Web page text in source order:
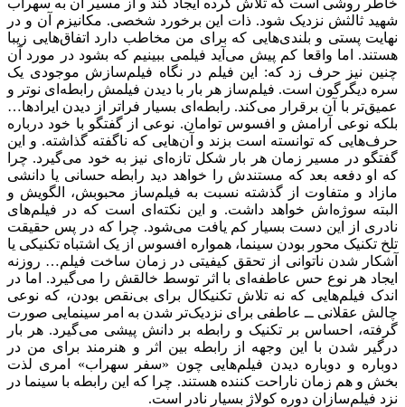
شهید ثالثش نزدیک شود. ذات این برخورد شخصی. مکانیزم آن و در
نهایت پستی و بلندی‌هایی که برای من مخاطب دارد اتفاق‌هایی زیبا
هستند. اما واقعا کم پیش می‌آید فیلمی ببینیم که بشود در مورد آن
چنین نیز حرف زد که: این فیلم در نگاه فیلم‌سازش موجودی یک
سره دیگرگون است. فیلم‌ساز هر بار با دیدن فیلمش رابطه‌ای نوتر و
عمیق‌تر با آن برقرار می‌کند. رابطه‌ای بسیار فراتر از دیدن ایرادها…
بلکه نوعی آرامش و افسوس توامان. نوعی از گفتگو با خود درباره
حرف‌هایی که توانسته است بزند و آن‌هایی که ناگفته گذاشته. و این
گفتگو در مسیر زمان هر بار شکل تازه‌ای نیز به خود می‌گیرد. چرا
که او دفعه بعد که مستندش را خواهد دید رابطه‌ حسانی یا دانشی
مازاد و متفاوت از گذشته نسبت به فیلم‌ساز محبوبش، الگویش و
البته سوژه‌اش خواهد داشت. و این نکته‌ای است که در فیلم‌های
نادری از این دست بسیار کم یافت می‌شود. چرا که در پس حقیقت
تلخ تکنیک محور بودن سینما، همواره افسوس از یک اشتباه تکنیکی یا
آشکار شدن ناتوانی از تحقق کیفیتی در زمان ساخت فیلم… روزنه
ایجاد هر نوع حس عاطفه‌ای با اثر توسط خالقش را می‌گیرد. اما در
اندک فیلم‌هایی که نه تلاش تکنیکال برای بی‌نقص بودن، که نوعی
چالش عقلانی ــ عاطفی برای نزدیک‌تر شدن به امر سینمایی صورت
گرفته، احساس بر تکنیک و رابطه بر دانش پیشی می‌گیرد. هر بار
درگیر شدن با این وجهه از رابطه بین اثر و هنرمند برای من در
دوباره و دوباره دیدن فیلم‌هایی چون «سفر سهراب» امری لذت
بخش و هم زمان ناراحت کننده هستند. چرا که این رابطه با سینما در
نزد فیلم‌سازان دوره کولاژ بسیار نادر است.